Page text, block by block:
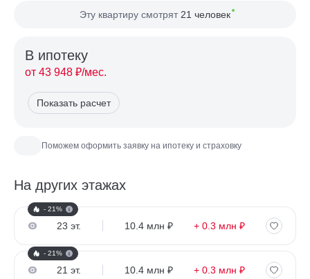
Эту квартиру смотрят 21 человек
В ипотекy
от 43 948 ₽/мес.
Показать расчет
Поможем оформить заявку на ипотеку и страховку
На других этажах
- 21%
23 эт. 10.4 млн ₽ + 0.3 млн ₽
- 21%
21 эт. 10.4 млн ₽ + 0.3 млн ₽